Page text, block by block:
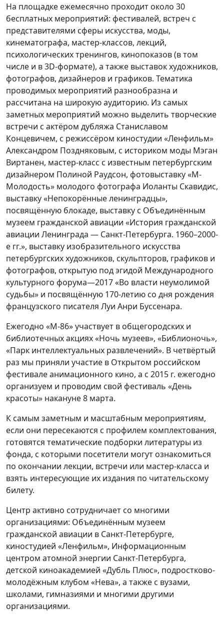
На площадке ежемесячно проходит около 30
бесплатных мероприятий: фестивалей, встреч с
представителями сферы искусства, моды,
кинематографа, мастер-классов, лекций,
психологических тренингов, кинопоказов (в том
числе и в 3D-формате), а также выставок художников,
фотографов, дизайнеров и графиков. Тематика
проводимых мероприятий разнообразна и
рассчитана на широкую аудиторию. Из самых
заметных мероприятий можно выделить творческие
встречи с актёром дубляжа Станиславом
Концевичем, с режиссёром киностудии «Ленфильм»
Александром Поздняковым, с историком моды Мэган
Виртанен, мастер-класс с известным петербургским
дизайнером Полиной Раудсон, фотовыставку «М-
Молодость» молодого фотографа Иоланты Скавидис,
выставку «Непокорённые ленинградцы»,
посвящённую блокаде, выставку с Объединённым
музеем гражданской авиации «История гражданской
авиации Ленинграда — Санкт-Петербурга. 1960–2000-
е гг.», выставку изобразительного искусства
петербургских художников, скульпторов, графиков и
фотографов, открытую под эгидой Международного
культурного форума—2017 «Во власти неумолимой
судьбы» и посвящённую 170-летию со дня рождения
французского писателя Луи Анри Буссенара.
Ежегодно «М-86» участвует в общегородских и
библиотечных акциях «Ночь музеев», «Библионочь»,
«Парк интеллектуальных развлечений». В четвёртый
раз мы приняли участие в Открытом российском
фестивале анимационного кино, а с 2015 г. ежегодно
организуем и проводим свой фестиваль «День
красоты» накануне 8 марта.
К самым заметным и масштабным мероприятиям,
если они пересекаются с профилем комплектования,
готовятся тематические подборки литературы из
фонда, с которыми посетители могут ознакомиться
по окончании лекции, встречи или мастер-класса и
взять интересующие их издания по читательскому
билету.
Центр активно сотрудничает со многими
организациями: Объединённым музеем
гражданской авиации в Санкт-Петербурге,
киностудией «Ленфильм», Информационным
центром атомной энергии Санкт-Петербурга,
детской киноакадемией «Дубль Плюс», подростково-
молодёжным клубом «Нева», а также с вузами,
школами, гимназиями и многими другими
организациями.